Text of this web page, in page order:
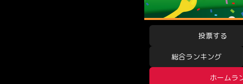
投票する
総合ランキング
ホームラ